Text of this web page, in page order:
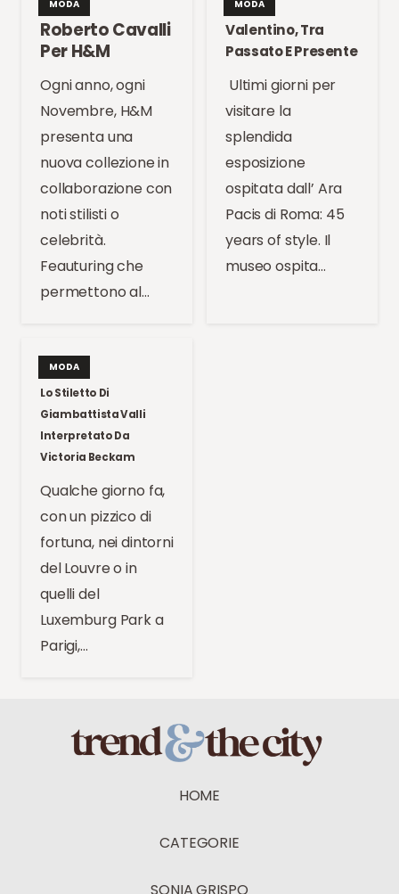
MODA
Roberto Cavalli
Per H&M
Ogni anno, ogni
Novembre, H&M
presenta una
nuova collezione in
collaborazione con
noti stilisti o
celebrità.
Feauturing che
permettono al…
MODA
Valentino, Tra
Passato E Presente
Ultimi giorni per
visitare la
splendida
esposizione
ospitata dall’ Ara
Pacis di Roma: 45
years of style. Il
museo ospita…
MODA
Lo Stiletto Di
Giambattista Valli
Interpretato Da
Victoria Beckam
Qualche giorno fa,
con un pizzico di
fortuna, nei dintorni
del Louvre o in
quelli del
Luxemburg Park a
Parigi,…
HOME
CATEGORIE